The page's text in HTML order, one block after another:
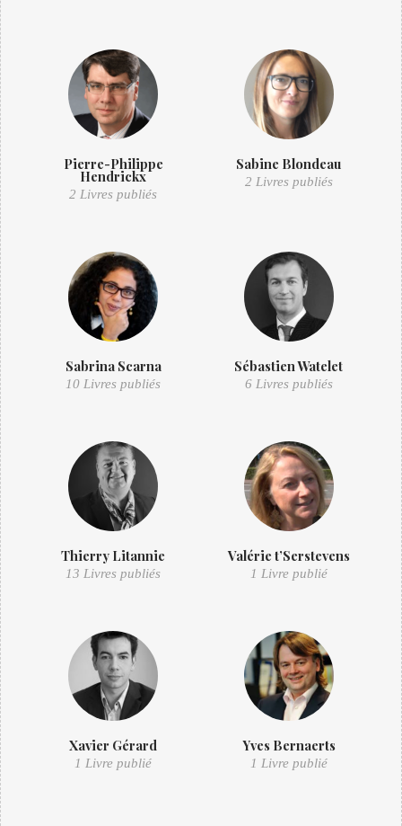
Pierre-Philippe
Hendrickx
2 Livres publiés
Sabine Blondeau
2 Livres publiés
Sabrina Scarna
10 Livres publiés
Sébastien Watelet
6 Livres publiés
Thierry Litannie
13 Livres publiés
Valérie t’Serstevens
1 Livre publié
Xavier Gérard
1 Livre publié
Yves Bernaerts
1 Livre publié